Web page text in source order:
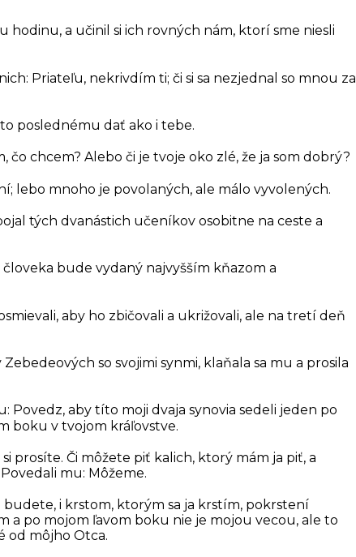
hodinu, a učinil si ich rovných nám, ktorí sme niesli
Priateľu, nekrivdím ti; či si sa nezjednal so mnou za
poslednému dať ako i tebe.
čo chcem? Alebo či je tvoje oko zlé, že ja som dobrý?
lebo mnoho je povolaných, ale málo vyvolených.
tých dvanástich učeníkov osobitne na ceste a
bude vydaný najvyšším kňazom a
aby ho zbičovali a ukrižovali, ale na tretí deň
so svojimi synmi, klaňala sa mu a prosila
Povedz, aby títo moji dvaja synovia sedeli jeden po
boku v tvojom kráľovstve.
prosíte. Či môžete piť kalich, ktorý mám ja piť, a
mu: Môžeme.
i krstom, ktorým sa ja krstím, pokrstení
a po mojom ľavom boku nie je mojou vecou, ale to
od môjho Otca.